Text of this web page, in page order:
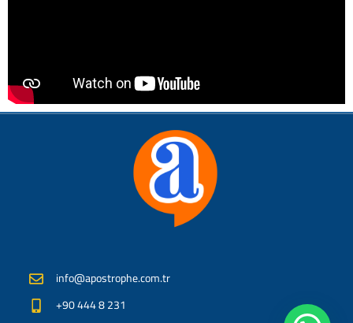
info@apostrophe.com.tr
+90 444 8 231